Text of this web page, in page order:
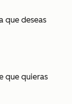
que deseas
que quieras